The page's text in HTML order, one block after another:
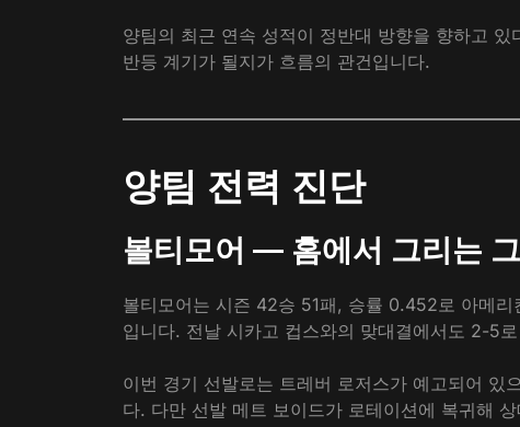
양팀의 최근 연속 성적이 정반대 방향을 향하고
반등 계기가 될지가 흐름의 관건입니다.
양팀 전력 진단
볼티모어 — 홈에서 그리는
볼티모어는 시즌 42승 51패, 승률 0.452로 아메
입니다. 전날 시카고 컵스와의 맞대결에서도 2-5
이번 경기 선발로는 트레버 로저스가 예고되어 있
다. 다만 선발 메트 보이드가 로테이션에 복귀해